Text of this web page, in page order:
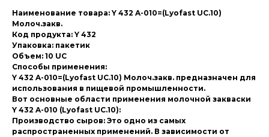
Наименование товара: Y 432 A-010=(Lyofast UC.10)
Молоч.закв.
Код продукта: Y 432
Упаковка: пакетик
Объем: 10 UC
Способы применения:
Y 432 A-010=(Lyofast UC.10) Молоч.закв. предназначен для
использования в пищевой промышленности.
Вот основные области применения молочной закваски
Y 432 A-010 (Lyofast UC.10):
Производство сыров: Это одно из самых
распространенных применений. В зависимости от